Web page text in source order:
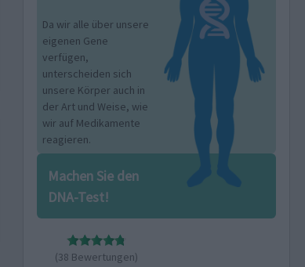
Da wir alle über unsere
eigenen Gene
verfügen,
unterscheiden sich
unsere Körper auch in
der Art und Weise, wie
wir auf Medikamente
reagieren.
Machen Sie den
DNA-Test!
(38 Bewertungen)